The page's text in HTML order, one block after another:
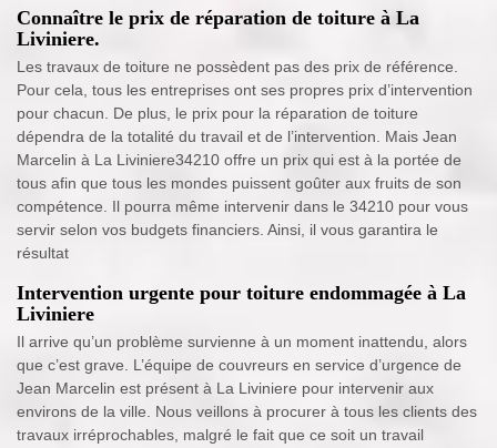
Connaître le prix de réparation de toiture à La
Liviniere.
Les travaux de toiture ne possèdent pas des prix de référence.
Pour cela, tous les entreprises ont ses propres prix d’intervention
pour chacun. De plus, le prix pour la réparation de toiture
dépendra de la totalité du travail et de l’intervention. Mais Jean
Marcelin à La Liviniere34210 offre un prix qui est à la portée de
tous afin que tous les mondes puissent goûter aux fruits de son
compétence. Il pourra même intervenir dans le 34210 pour vous
servir selon vos budgets financiers. Ainsi, il vous garantira le
résultat
Intervention urgente pour toiture endommagée à La
Liviniere
Il arrive qu’un problème survienne à un moment inattendu, alors
que c’est grave. L’équipe de couvreurs en service d’urgence de
Jean Marcelin est présent à La Liviniere pour intervenir aux
environs de la ville. Nous veillons à procurer à tous les clients des
travaux irréprochables, malgré le fait que ce soit un travail